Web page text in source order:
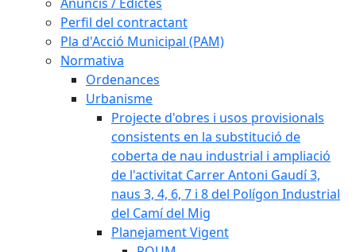
Perfil del contractant
Pla d'Acció Municipal (PAM)
Normativa
Ordenances
Urbanisme
Projecte d'obres i usos provisionals
consistents en la substitució de
coberta de nau industrial i ampliació
de l'activitat Carrer Antoni Gaudí 3,
naus 3, 4, 6, 7 i 8 del Polígon Industrial
del Camí del Mig
Planejament Vigent